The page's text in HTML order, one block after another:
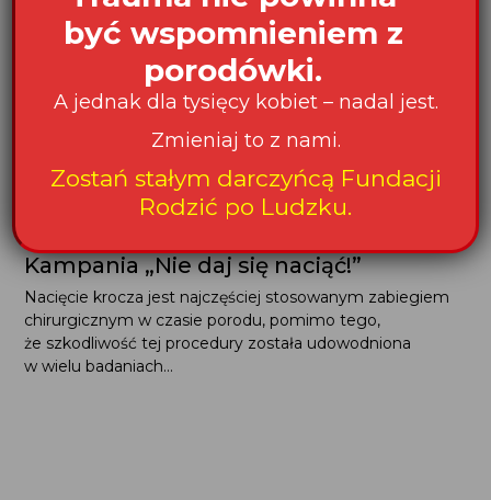
Kampania „Nie daj się naciąć!”
Nacięcie krocza jest najczęściej stosowanym zabiegiem
chirurgicznym w czasie porodu, pomimo tego,
że szkodliwość tej procedury została udowodniona
w wielu badaniach...
być wspomnieniem z
porodówki.
A jednak dla tysięcy kobiet – nadal jest.
Zmieniaj to z nami.
Zostań stałym darczyńcą Fundacji
Rodzić po Ludzku.